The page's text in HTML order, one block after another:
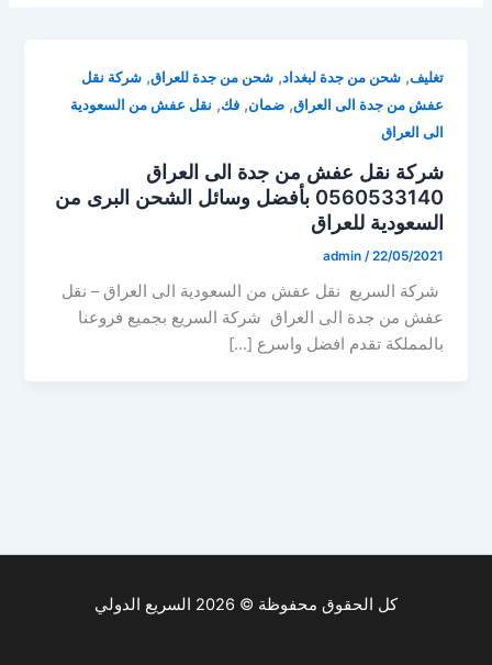
تغليف,شحن من جدة لبغداد,شحن من جدة للعراق,شركة نقل
عفش من جدة الى العراق,ضمان,فك, نقل عفش من السعودية
الى العراق
شركة نقل عفش من جدة الى العراق
0560533140 بأفضل وسائل الشحن البرى من
السعودية للعراق
admin /22/05/2021
شركة السريع نقل عفش من السعودية الى العراق – نقل
عفش من جدة الى العراق شركة السريع بجميع فروعنا
بالمملكة تقدم افضل واسرع […]
كل الحقوق محفوظة © 2026 السريع الدولي